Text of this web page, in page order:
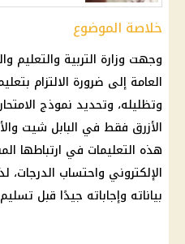
خلاصة الموضوع
وجهت وزارة التربية والتعليم
العامة إلى ضرورة الالتزام
وتظليله، وتحديد نموذج
الأزرق فقط في البابل شيت
هذه التعليمات في ارتباطها
الإلكتروني واحتساب
بياناته وإجاباته جيدًا قبل